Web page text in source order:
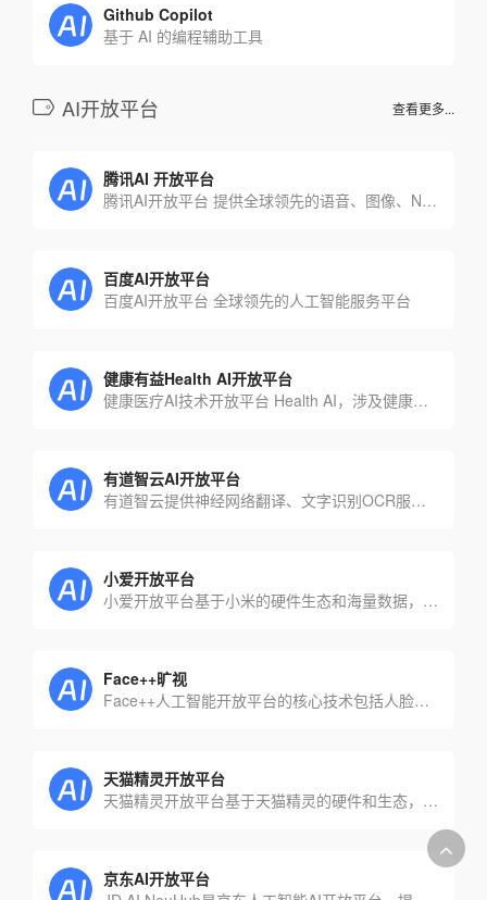
Github Copilot
基于 AI 的编程辅助工具
AI开放平台 查看更多...
腾讯AI 开放平台
腾讯AI开放平台 提供全球领先的语音、图像、NLP等多项人工智能技术，共享AI领域最新的应用场景和解决方案
百度AI开放平台
百度AI开放平台 全球领先的人工智能服务平台
健康有益Health AI开放平台
健康医疗AI技术开放平台 Health AI，涉及健康测评、体检指标解读、食物识别、AI运动等产品
有道智云AI开放平台
有道智云提供神经网络翻译、文字识别OCR服务以及行业解决方案，具备在线/离线翻译、在线OCR识别功能。
小爱开放平台
小爱开放平台基于小米的硬件生态和海量数据，提供全球领先的语音识别、NLP等多项人工智能技术，为开发者提供一站式的人工智能服务
Face++旷视
Face++人工智能开放平台的核心技术包括人脸识别、人体识别、证件识别、图像识别。其技术能力主要在人体识别，包括人体检测、人体属性、人体抠像，手势识别四种
天猫精灵开放平台
天猫精灵开放平台基于天猫精灵的硬件和生态，提供一站式语音开放能力、IoT控制能力、AI算法集成能力、数字内容变现能力等
京东AI开放平台